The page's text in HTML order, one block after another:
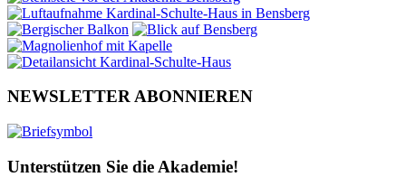
NEWSLETTER ABONNIEREN
Unterstützen Sie die Akademie!